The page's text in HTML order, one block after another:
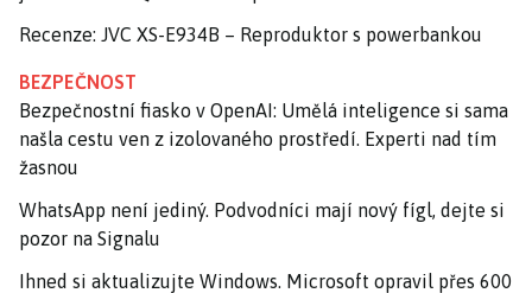
Recenze: JVC XS-E934B – Reproduktor s powerbankou
BEZPEČNOST
Bezpečnostní fiasko v OpenAI: Umělá inteligence si sama
našla cestu ven z izolovaného prostředí. Experti nad tím
žasnou
WhatsApp není jediný. Podvodníci mají nový fígl, dejte si
pozor na Signalu
Ihned si aktualizujte Windows. Microsoft opravil přes 600